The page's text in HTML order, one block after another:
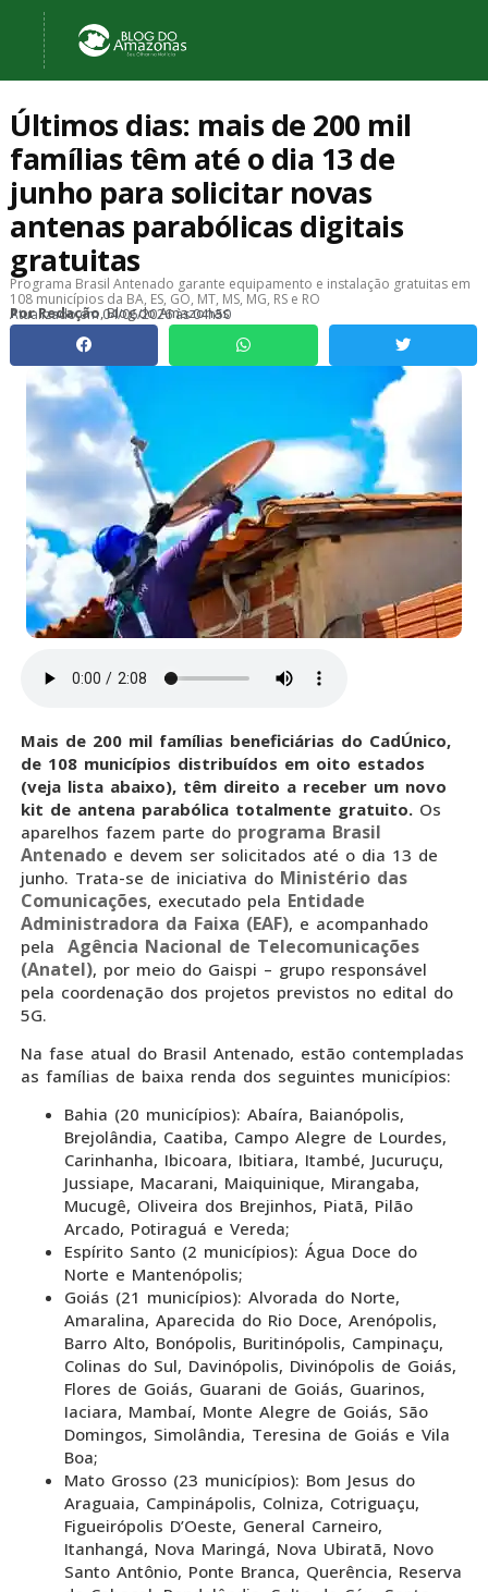
Últimos dias: mais de 200 mil
famílias têm até o dia 13 de
junho para solicitar novas
antenas parabólicas digitais
gratuitas
Programa Brasil Antenado garante equipamento e instalação gratuitas em
108 municípios da BA, ES, GO, MT, MS, MG, RS e RO
PorRedação , Blog do Amazonas
Atualizado em04/06/2026 às 04h50
Mais de 200 mil famílias beneficiárias do CadÚnico,
de 108 municípios distribuídos em oito estados
(veja lista abaixo), têm direito a receber um novo
kit de antena parabólica totalmente gratuito. Os
aparelhos fazem parte do programa Brasil
Antenado e devem ser solicitados até o dia 13 de
junho. Trata-se de iniciativa do Ministério das
Comunicações, executado pela Entidade
Administradora da Faixa (EAF), e acompanhado
pela Agência Nacional de Telecomunicações
(Anatel), por meio do Gaispi – grupo responsável
pela coordenação dos projetos previstos no edital do
5G.
Na fase atual do Brasil Antenado, estão contempladas
as famílias de baixa renda dos seguintes municípios:
Bahia (20 municípios): Abaíra, Baianópolis,
Brejolândia, Caatiba, Campo Alegre de Lourdes,
Carinhanha, Ibicoara, Ibitiara, Itambé, Jucuruçu,
Jussiape, Macarani, Maiquinique, Mirangaba,
Mucugê, Oliveira dos Brejinhos, Piatã, Pilão
Arcado, Potiraguá e Vereda;
Espírito Santo (2 municípios): Água Doce do
Norte e Mantenópolis;
Goiás (21 municípios): Alvorada do Norte,
Amaralina, Aparecida do Rio Doce, Arenópolis,
Barro Alto, Bonópolis, Buritinópolis, Campinaçu,
Colinas do Sul, Davinópolis, Divinópolis de Goiás,
Flores de Goiás, Guarani de Goiás, Guarinos,
Iaciara, Mambaí, Monte Alegre de Goiás, São
Domingos, Simolândia, Teresina de Goiás e Vila
Boa;
Mato Grosso (23 municípios): Bom Jesus do
Araguaia, Campinápolis, Colniza, Cotriguaçu,
Figueirópolis D’Oeste, General Carneiro,
Itanhangá, Nova Maringá, Nova Ubiratã, Novo
Santo Antônio, Ponte Branca, Querência, Reserva